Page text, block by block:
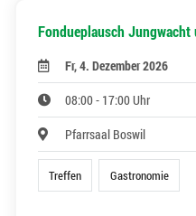
Fondueplausch
Fr, 4. Dezember 2026
08:00 - 17:00 Uhr
Pfarrsaal Boswil
Treffen Gastronomie